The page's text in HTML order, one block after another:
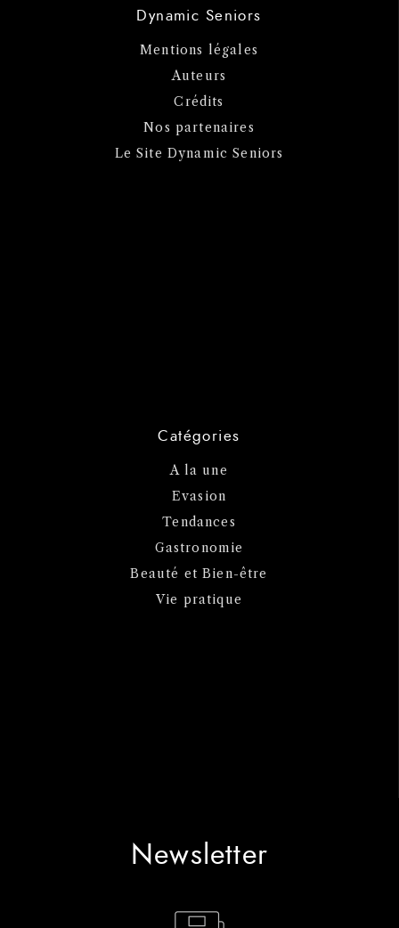
Dynamic Seniors
Mentions légales
Auteurs
Crédits
Nos partenaires
Le Site Dynamic Seniors
Catégories
A la une
Evasion
Tendances
Gastronomie
Beauté et Bien-être
Vie pratique
Newsletter